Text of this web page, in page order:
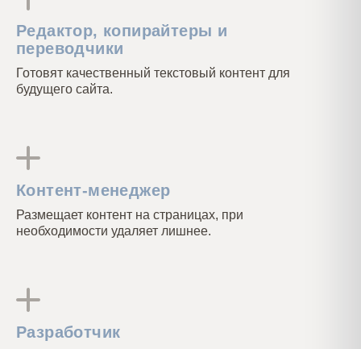
Редактор, копирайтеры и
переводчики
Готовят качественный текстовый контент для
будущего сайта.
Контент-менеджер
Размещает контент на страницах, при
необходимости удаляет лишнее.
Разработчик